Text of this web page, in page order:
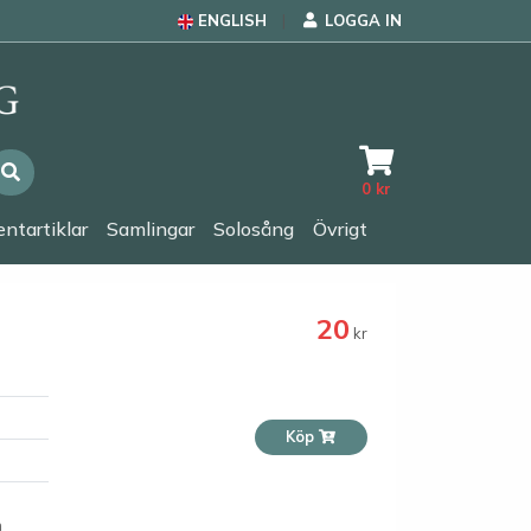
ENGLISH LOGGA IN
0 kr
Samlingar Solosång Övrigt
20 kr
Köp